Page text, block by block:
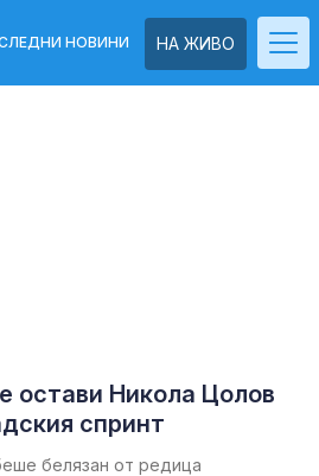
НА ЖИВО
НОВИНИ
остави Никола Цолов
спринт
белязан от редица